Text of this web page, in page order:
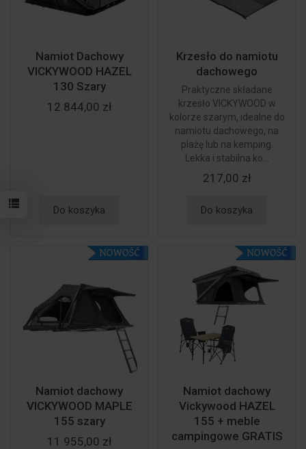
Namiot Dachowy
VICKYWOOD HAZEL
130 Szary
12 844,00 zł
Do koszyka
Krzesło do namiotu
dachowego
Praktyczne składane
krzesło VICKYWOOD w
kolorze szarym, idealne do
namiotu dachowego, na
plażę lub na kemping.
Lekka i stabilna ko...
217,00 zł
Do koszyka
Namiot dachowy
VICKYWOOD MAPLE
155 szary
11 955,00 zł
Namiot dachowy
Vickywood HAZEL
155 + meble
campingowe GRATIS